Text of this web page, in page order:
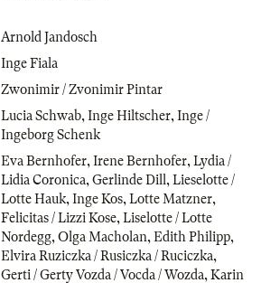
Arnold Jandosch
Inge Fiala
Zwonimir / Zvonimir Pintar
Lucia Schwab, Inge Hiltscher, Inge /
Ingeborg Schenk
Eva Bernhofer, Irene Bernhofer, Lydia /
Lidia Coronica, Gerlinde Dill , Lieselotte /
Lotte Hauk, Inge Kos, Lotte Matzner,
Felicitas / Lizzi Kose, Liselotte / Lotte
Nordegg, Olga Macholan, Edith Philipp,
Elvira Ruziczka / Rusiczka / Ruciczka,
Gerti / Gerty Vozda / Vocda / Wozda, Karin